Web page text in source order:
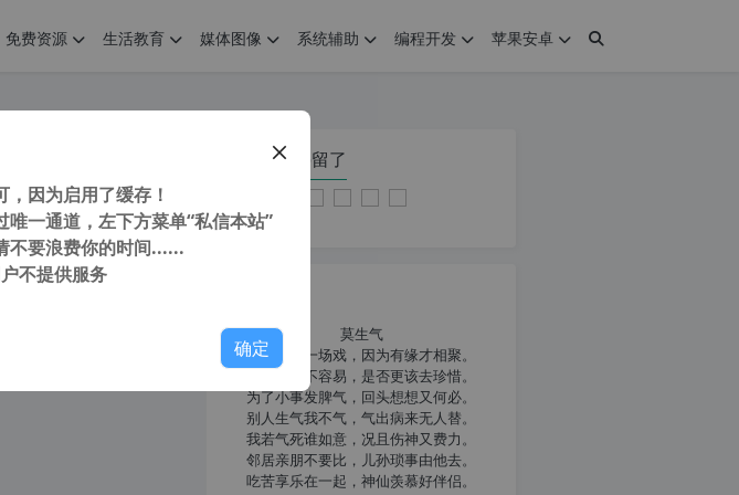
免费资源 生活教育 媒体图像 系统辅助 编程开发 苹果安卓
安装版最后支持win7系统
由于网站空间位于国
您在本页停留了
莫生气
人生就像一场戏，因为有缘才相聚。
相扶到老不容易，是否更该去珍惜。
为了小事发脾气，回头想想又何必。
别人生气我不气，气出病来无人替。
我若气死谁如意，况且伤神又费力。
邻居亲朋不要比，儿孙琐事由他去。
吃苦享乐在一起，神仙羡慕好伴侣。
因为启用了缓存！
一通道，左下方菜单“私信本站”
不要浪费你的时间......
不提供服务
确定